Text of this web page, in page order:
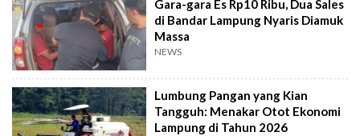
Gara-gara Es Rp10 Ribu, Dua Sales
di Bandar Lampung Nyaris Diamuk
Massa
NEWS
Lumbung Pangan yang Kian
Tangguh: Menakar Otot Ekonomi
Lampung di Tahun 2026